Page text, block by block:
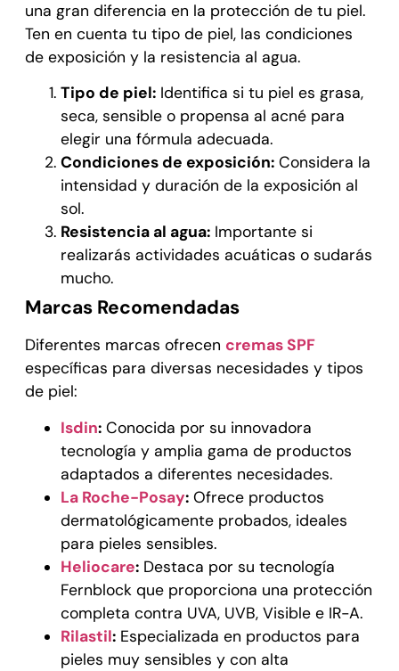
una gran diferencia en la protección de tu piel.
Ten en cuenta tu tipo de piel, las condiciones
de exposición y la resistencia al agua.
Tipo de piel:Identifica si tu piel es grasa,
seca, sensible o propensa al acné para
elegir una fórmula adecuada.
Condiciones de exposición:Considera la
intensidad y duración de la exposición al
sol.
Resistencia al agua:Importante si
realizarás actividades acuáticas o sudarás
mucho.
Marcas Recomendadas
Diferentes marcas ofrecen cremas SPF
específicas para diversas necesidades y tipos
de piel:
Isdin:Conocida por su innovadora
tecnología y amplia gama de productos
adaptados a diferentes necesidades.
La Roche-Posay:Ofrece productos
dermatológicamente probados, ideales
para pieles sensibles.
Heliocare:Destaca por su tecnología
Fernblock que proporciona una protección
completa contra UVA, UVB, Visible e IR-A.
Rilastil:Especializada en productos para
pieles muy sensibles y con alta